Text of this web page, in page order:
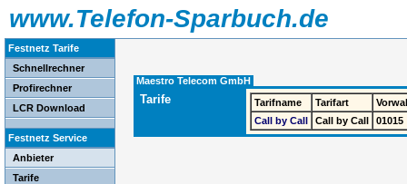
www.Telefon-Sparbuch.de
Festnetz Tarife
Schnellrechner
Profirechner
LCR Download
Festnetz Service
Anbieter
Tarife
Maestro Telecom GmbH
Tarife Tarifname Tarifart
Call by Call
Call by Call 01015